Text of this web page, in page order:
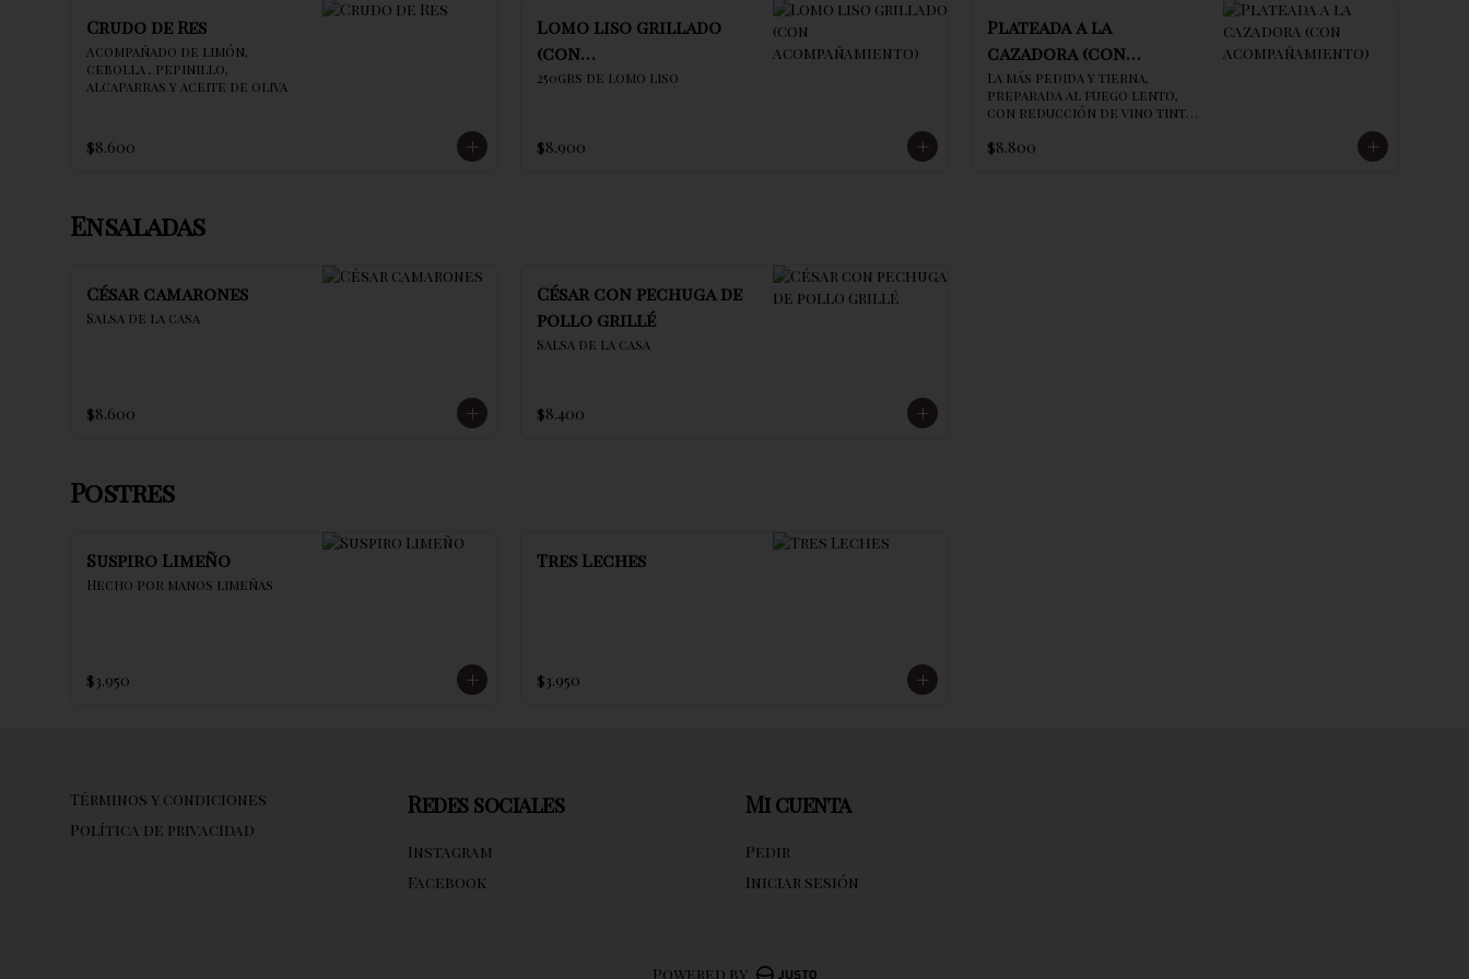
Crudo de Res
Acompañado de limón,
cebolla , pepinillo,
alcaparras y aceite de oliva
$8.600
Lomo liso grillado
(con
acompañamiento)
250grs de lomo liso
$8.900
Plateada a la
cazadora (con
acompañamiento)
La más pedida y tierna,
preparada al fuego lento,
con reducción de vino tinto,
la casa
$8.800
Ensaladas
César camarones
Salsa de la casa
$8.600
César con pechuga de
pollo grillé
Salsa de la casa
$8.400
Postres
Suspiro Limeño
Hecho por manos limeñas
$3.950
Tres Leches
$3.950
Términos y condiciones
Política de privacidad
Redes sociales
Instagram
Facebook
Mi cuenta
Pedir
Iniciar sesión
Powered by